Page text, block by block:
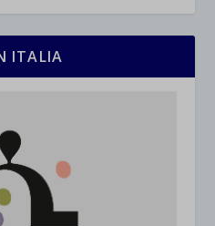
ITALIA